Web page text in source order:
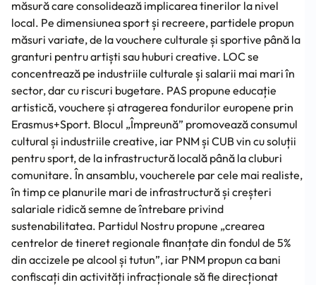
măsură care consolidează implicarea tinerilor la nivel
local. Pe dimensiunea sport și recreere, partidele propun
măsuri variate, de la vouchere culturale și sportive până la
granturi pentru artiști sau huburi creative. LOC se
concentrează pe industriile culturale și salarii mai mari în
sector, dar cu riscuri bugetare. PAS propune educație
artistică, vouchere și atragerea fondurilor europene prin
Erasmus+Sport. Blocul „Împreună” promovează consumul
cultural și industriile creative, iar PNM și CUB vin cu soluții
pentru sport, de la infrastructură locală până la cluburi
comunitare. În ansamblu, voucherele par cele mai realiste,
în timp ce planurile mari de infrastructură și creșteri
salariale ridică semne de întrebare privind
sustenabilitatea. Partidul Nostru propune „crearea
centrelor de tineret regionale finanțate din fondul de 5%
din accizele pe alcool și tutun”, iar PNM propun ca bani
confiscați din activități infracționale să fie direcționat